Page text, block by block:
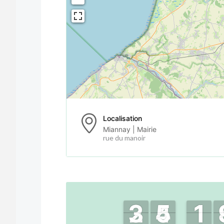
Localisation
Miannay | Mairie
rue du manoir
2
2
3
3 4
4
5
5 1
1
1
1